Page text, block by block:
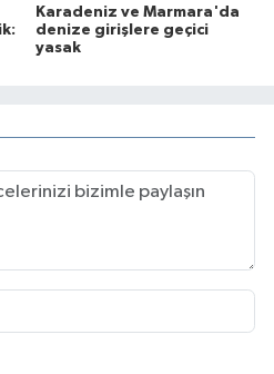
Karadeniz ve Marmara'da
denize girişlere geçici
yasak